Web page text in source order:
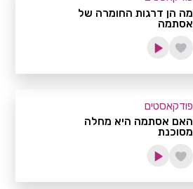
מה הן דרגות החומרה של
אסתמה
פודקאסטים
האם אסתמה היא מחלה
מסוכנת